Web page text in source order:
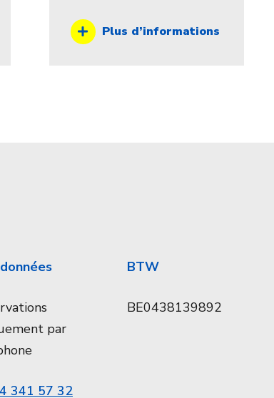
Plus d’informations
par
341 57 32
BTW
BE0438139892